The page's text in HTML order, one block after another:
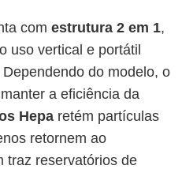
com estrutura 2 em 1,
uso vertical e portátil
do modelo, o
a eficiência da
Hepa retém partículas
retornem ao
traz reservatórios de